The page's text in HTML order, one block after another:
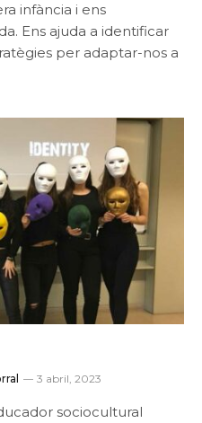
infància i ens
Ens ajuda a identificar
per adaptar-nos a
3 abril, 2023
sociocultural